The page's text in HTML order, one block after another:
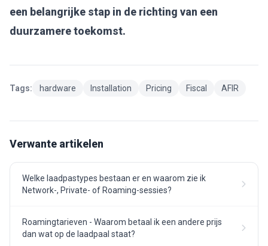
een belangrijke stap in de richting van een
duurzamere toekomst.
Tags: hardware Installation Pricing Fiscal AFIR
Verwante artikelen
Welke laadpastypes bestaan er en waarom zie ik
Network-, Private- of Roaming-sessies?
Roamingtarieven - Waarom betaal ik een andere prijs
dan wat op de laadpaal staat?